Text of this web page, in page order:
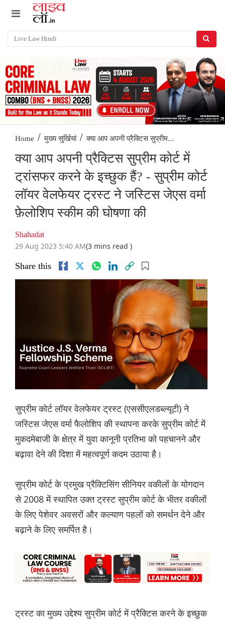
Home / मुख्य सुर्खियां / क्या आप अपनी प्रैक्टिस सुप्रीम...
क्या आप अपनी प्रैक्टिस सुप्रीम कोर्ट में
ट्रांसफर करने के इच्छुक हैं? - सुप्रीम कोर्ट
लॉयर वेलफेयर ट्रस्ट ने जस्टिस जेएस वर्मा
फ़ेलोशिप स्कीम की घोषणा की
Shahadat
29 Aug 2023 5:40 AM(3 mins read )
Share this
सुप्रीम कोर्ट लॉयर वेलफेयर ट्रस्ट (एससीएलडब्ल्यूटी) ने
जस्टिस जेएस वर्मा फैलोशिप की स्थापना करके सुप्रीम कोर्ट में
मुकदमेबाजी के क्षेत्र में युवा कानूनी प्रतिभा को पहचानने और
बढ़ावा देने की दिशा में महत्वपूर्ण कदम उठाया है।
सुप्रीम कोर्ट के प्रमुख प्रैक्टिसिंग सीनियर वकीलों के योगदान
से 2008 में स्थापित उक्त ट्रस्ट सुप्रीम कोर्ट के भीतर वकीलों
के लिए पेशेवर अवसरों और कल्याण पहलों को समर्थन देने और
बढ़ाने के लिए समर्पित है।
ट्रस्ट का मुख्य उद्देश्य सुप्रीम कोर्ट में प्रैक्टिस करने के इच्छुक